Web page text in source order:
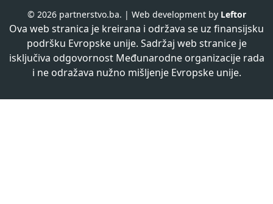
© 2026 partnerstvo.ba. | Web development by Leftor
Ova web stranica je kreirana i održava se uz finansijsku
podršku Evropske unije. Sadržaj web stranice je
isključiva odgovornost Međunarodne organizacije rada
i ne odražava nužno mišljenje Evropske unije.